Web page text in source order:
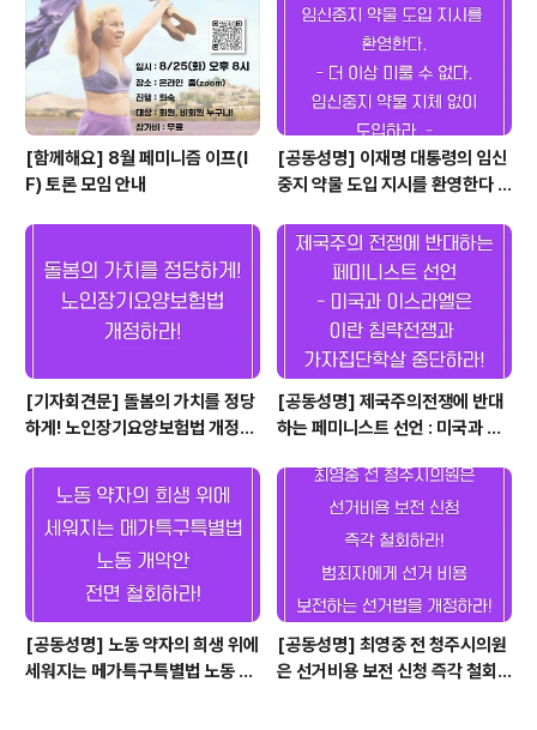
[함께해요] 8월 페미니즘 이프(I
F) 토론 모임 안내
[공동성명] 이재명 대통령의 임신
중지 약물 도입 지시를 환영한다 -
물 지체 없이 도입하라. -
[기자회견문] 돌봄의 가치를 정당
하게! 노인장기요양보험법 개정하
[공동성명] 제국주의전쟁에 반대
하는 페미니스트 선언 : 미국과 이
단학살 중단하라! "여성, 삶, 자
유.", "가난, 부패, 치솟는 물가, 우
리는 정권 전복될 때까지 싸울 것
[공동성명] 노동 약자의 희생 위에
세워지는 메가특구특별법 노동 개
[공동성명] 최영중 전 청주시의원
은 선거비용 보전 신청 즉각 철회